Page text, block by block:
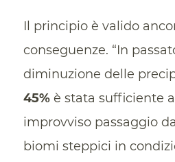
Il principio è valido
conseguenze. “In
diminuzione delle
45%è stata sufficiente
improvviso passaggio
biomi steppici in